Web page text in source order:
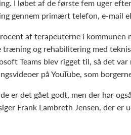
I løbet af de første fem uger
gennem primært telefon, e-mail
af terapeuterne i
og rehabilitering med
Teams blev rigget til, så det
på YouTube, som
er det gået godt, men der har
Frank Lambreth Jensen, der